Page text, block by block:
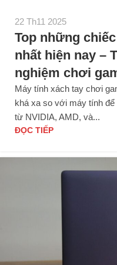
22 Th11 2025
Top những
nhất hiện nay –
nghiệm chơi
Máy tính xách tay chơi
khá xa so với máy tính
từ NVIDIA, AMD, và...
ĐỌC TIẾP